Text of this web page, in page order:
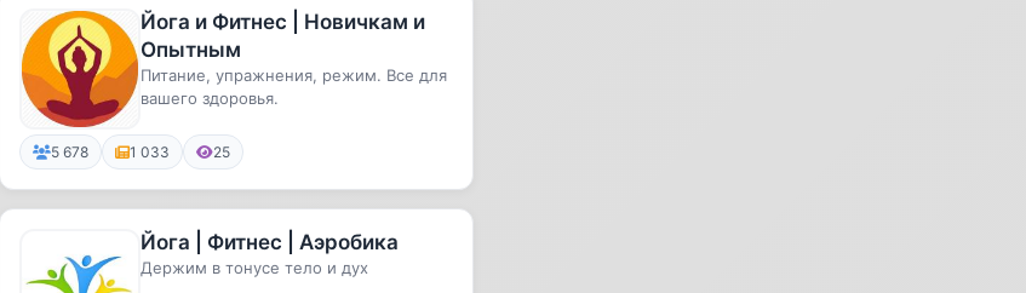
Йога и Фитнес | Новичкам и
Опытным
Питание, упражнения, режим. Все для
вашего здоровья.
5 678 1 033 25
Йога | Фитнес | Аэробика
Держим в тонусе тело и дух